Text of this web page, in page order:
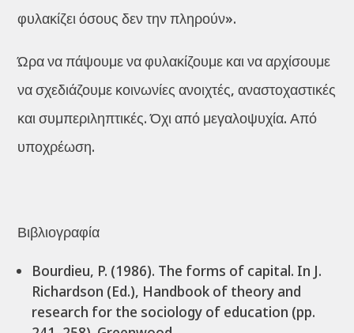
φυλακίζει όσους δεν την πληρούν».
Ώρα να πάψουμε να φυλακίζουμε και να αρχίσουμε
να σχεδιάζουμε κοινωνίες ανοιχτές, αναστοχαστικές
και συμπεριληπτικές. Όχι από μεγαλοψυχία. Από
υποχρέωση.
Βιβλιογραφία
Bourdieu, P. (1986). The forms of capital. In J.
Richardson (Ed.), Handbook of theory and
research for the sociology of education (pp.